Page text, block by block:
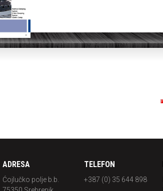
ADRESA
Ćojlučko polje b.b.
TELEFON
+387 (0) 35 644 898